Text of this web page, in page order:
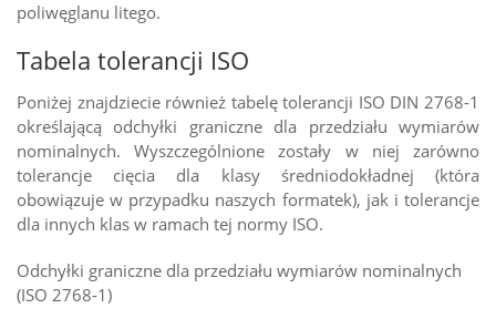
poliwęglanu litego.
Tabela tolerancji ISO
Poniżej znajdziecie również tabelę tolerancji ISO DIN 2768-1
określającą odchyłki graniczne dla przedziału wymiarów
nominalnych. Wyszczególnione zostały w niej zarówno
tolerancje cięcia dla klasy średniodokładnej (która
obowiązuje w przypadku naszych formatek), jak i tolerancje
dla innych klas w ramach tej normy ISO.
​Odchyłki graniczne dla przedziału wymiarów nominalnych
(ISO 2768-1)